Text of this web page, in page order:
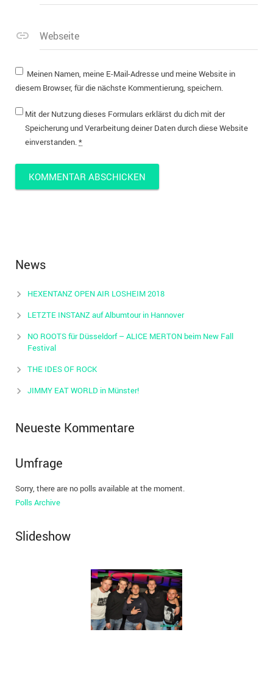
Webseite
Meinen Namen, meine E-Mail-Adresse und meine Website in
diesem Browser, für die nächste Kommentierung, speichern.
Mit der Nutzung dieses Formulars erklärst du dich mit der
Speicherung und Verarbeitung deiner Daten durch diese Website
einverstanden. *
News
HEXENTANZ OPEN AIR LOSHEIM 2018
LETZTE INSTANZ auf Albumtour in Hannover
NO ROOTS für Düsseldorf – ALICE MERTON beim New Fall
Festival
THE IDES OF ROCK
JIMMY EAT WORLD in Münster!
Neueste Kommentare
Umfrage
Sorry, there are no polls available at the moment.
Polls Archive
Slideshow